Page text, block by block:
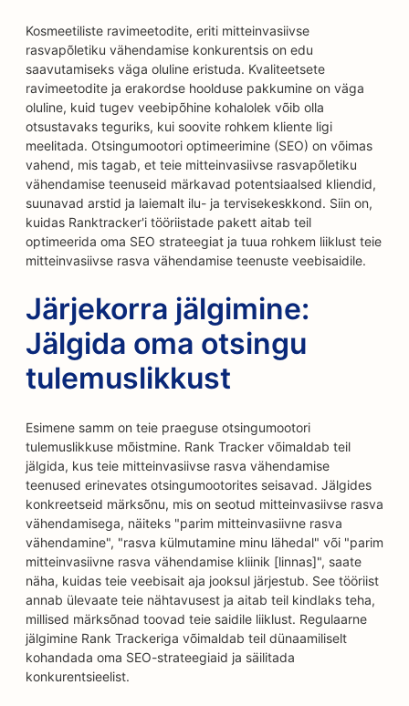
Kosmeetiliste ravimeetodite, eriti mitteinvasiivse
rasvapõletiku vähendamise konkurentsis on edu
saavutamiseks väga oluline eristuda. Kvaliteetsete
ravimeetodite ja erakordse hoolduse pakkumine on väga
oluline, kuid tugev veebipõhine kohalolek võib olla
otsustavaks teguriks, kui soovite rohkem kliente ligi
meelitada. Otsingumootori optimeerimine (SEO) on võimas
vahend, mis tagab, et teie mitteinvasiivse rasvapõletiku
vähendamise teenuseid märkavad potentsiaalsed kliendid,
suunavad arstid ja laiemalt ilu- ja tervisekeskkond. Siin on,
kuidas Ranktracker'i tööriistade pakett aitab teil
optimeerida oma SEO strateegiat ja tuua rohkem liiklust teie
mitteinvasiivse rasva vähendamise teenuste veebisaidile.
Järjekorra jälgimine:
Jälgida oma otsingu
tulemuslikkust
Esimene samm on teie praeguse otsingumootori
tulemuslikkuse mõistmine. Rank Tracker võimaldab teil
jälgida, kus teie mitteinvasiivse rasva vähendamise
teenused erinevates otsingumootorites seisavad. Jälgides
konkreetseid märksõnu, mis on seotud mitteinvasiivse rasva
vähendamisega, näiteks "parim mitteinvasiivne rasva
vähendamine", "rasva külmutamine minu lähedal" või "parim
mitteinvasiivne rasva vähendamise kliinik [linnas]", saate
näha, kuidas teie veebisait aja jooksul järjestub. See tööriist
annab ülevaate teie nähtavusest ja aitab teil kindlaks teha,
millised märksõnad toovad teie saidile liiklust. Regulaarne
jälgimine Rank Trackeriga võimaldab teil dünaamiliselt
kohandada oma SEO-strateegiaid ja säilitada
konkurentsieelist.